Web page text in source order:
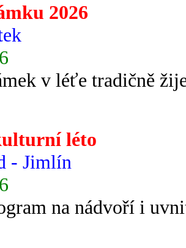
2026
v léťe tradičně
léto
- Jimlín
na nádvoří i